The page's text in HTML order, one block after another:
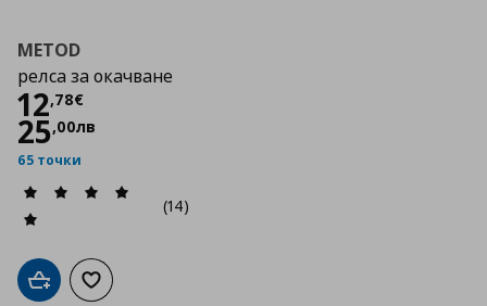
METOD
релса за окачване
12,78€
Цена
25,00лв
65 точки
(14)
Добави в кошницата
Добави към списъка с любими